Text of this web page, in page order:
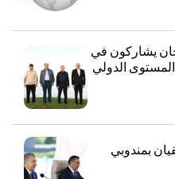
يشاركون في
الدولي
بمندوبي